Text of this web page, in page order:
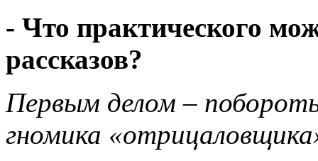
- Что практического
рассказов?
Первым делом – побороть
гномика